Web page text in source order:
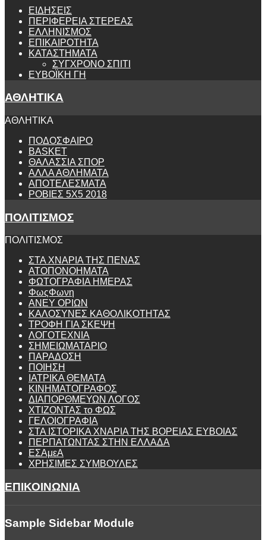
ΕΙΔΗΣΕΙΣ
ΠΕΡΙΦΕΡΕΙΑ ΣΤΕΡΕΑΣ
ΕΛΛΗΝΙΣΜΟΣ
ΕΠΙΚΑΙΡΟΤΗΤΑ
ΚΑΤΑΣΤΗΜΑΤΑ
ΣΥΓΧΡΟΝΟ ΣΠΙΤΙ
ΕΥΒΟΪΚΗ ΓΗ
ΑΘΛΗΤΙΚΑ
ΑΘΛΗΤΙΚΑ
ΠΟΔΟΣΦΑΙΡΟ
BASKET
ΘΑΛΑΣΣΙΑ ΣΠΟΡ
ΑΛΛΑ ΑΘΛΗΜΑΤΑ
ΑΠΟΤΕΛΕΣΜΑΤΑ
ΡΟΒΙΕΣ 5Χ5 2018
ΠΟΛΙΤΙΣΜΟΣ
ΠΟΛΙΤΙΣΜΟΣ
ΣΤΑ ΧΝΑΡΙΑ ΤΗΣ ΠΕΝΑΣ
ΑΤΟΠΟΝΟΗΜΑΤΑ
ΦΩΤΟΓΡΑΦΙΑ ΗΜΕΡΑΣ
ΦωςΦωνη
ANEY ΟΡΙΩΝ
ΚΑΛΟΣΥΝΕΣ ΚΑΘΟΛΙΚΟΤΗΤΑΣ
ΤΡΟΦΗ ΓΙΑ ΣΚΕΨΗ
ΛΟΓΟΤΕΧΝΙΑ
ΣΗΜΕΙΩΜΑΤΑΡΙΟ
ΠΑΡΑΔΟΣΗ
ΠΟΙΗΣΗ
ΙΑΤΡΙΚΑ ΘΕΜΑΤΑ
ΚΙΝΗΜΑΤΟΓΡΑΦΟΣ
ΔΙΑΠΟΡΘΜΕΥΩΝ ΛΟΓΟΣ
ΧΤΙΖΟΝΤΑΣ το ΦΩΣ
ΓΕΛΟΙΟΓΡΑΦΙΑ
ΣΤΑ ΙΣΤΟΡΙΚΑ ΧΝΑΡΙΑ ΤΗΣ ΒΟΡΕΙΑΣ ΕΥΒΟΙΑΣ
ΠΕΡΠΑΤΩΝΤΑΣ ΣΤΗΝ ΕΛΛΑΔΑ
ΕΣΑμεΑ
ΧΡΗΣΙΜΕΣ ΣΥΜΒΟΥΛΕΣ
ΕΠΙΚΟΙΝΩΝΙΑ
Sample Sidebar Module